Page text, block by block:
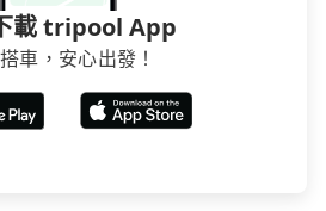
載 tripool App
車，安心出發！